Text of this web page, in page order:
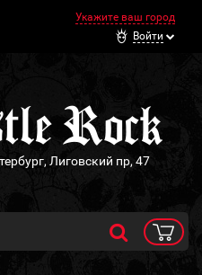
Укажите ваш город
Войти
Лиговский пр, 47